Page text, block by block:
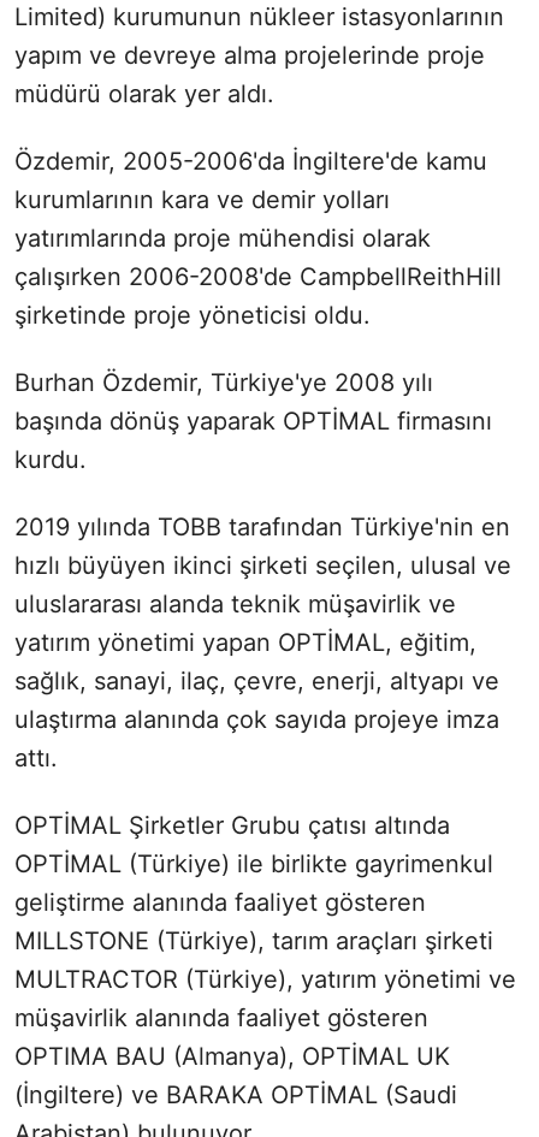
Limited) kurumunun nükleer istasyonlarının
yapım ve devreye alma projelerinde proje
müdürü olarak yer aldı.
Özdemir, 2005-2006'da İngiltere'de kamu
kurumlarının kara ve demir yolları
yatırımlarında proje mühendisi olarak
çalışırken 2006-2008'de CampbellReithHill
şirketinde proje yöneticisi oldu.
Burhan Özdemir, Türkiye'ye 2008 yılı
başında dönüş yaparak OPTİMAL firmasını
kurdu.
2019 yılında TOBB tarafından Türkiye'nin en
hızlı büyüyen ikinci şirketi seçilen, ulusal ve
uluslararası alanda teknik müşavirlik ve
yatırım yönetimi yapan OPTİMAL, eğitim,
sağlık, sanayi, ilaç, çevre, enerji, altyapı ve
ulaştırma alanında çok sayıda projeye imza
attı.
OPTİMAL Şirketler Grubu çatısı altında
OPTİMAL (Türkiye) ile birlikte gayrimenkul
geliştirme alanında faaliyet gösteren
MILLSTONE (Türkiye), tarım araçları şirketi
MULTRACTOR (Türkiye), yatırım yönetimi ve
müşavirlik alanında faaliyet gösteren
OPTIMA BAU (Almanya), OPTİMAL UK
(İngiltere) ve BARAKA OPTİMAL (Saudi